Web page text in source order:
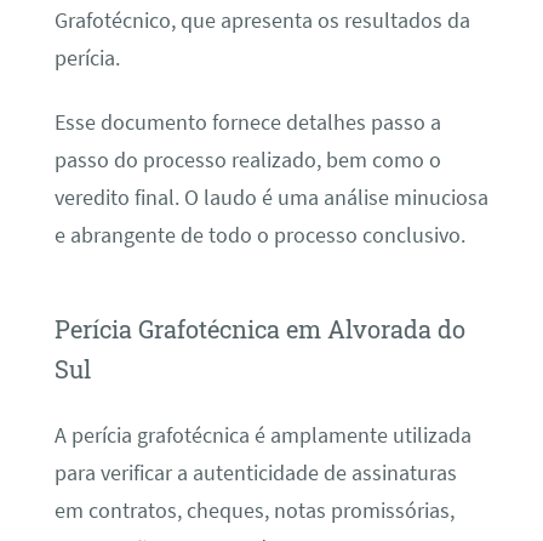
Grafotécnico, que apresenta os resultados da
perícia.
Esse documento fornece detalhes passo a
passo do processo realizado, bem como o
veredito final. O laudo é uma análise minuciosa
e abrangente de todo o processo conclusivo.
Perícia Grafotécnica em Alvorada do
Sul
A perícia grafotécnica é amplamente utilizada
para verificar a autenticidade de assinaturas
em contratos, cheques, notas promissórias,